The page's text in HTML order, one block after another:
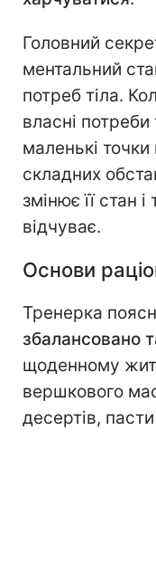
Головний
ментальний
потреб тіла.
власні
маленькі точки
складних
змінює її стан
відчуває.
Основи
Тренерка
збалансовано
щоденному
вершкового
десертів,